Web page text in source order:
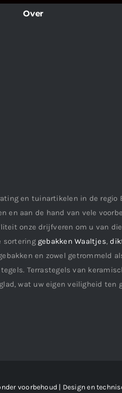
Over
en tuinartikelen in de regio
aan de hand van vele
onze drijfveren om u van
sortering gebakken Waaltjes,
en zowel getrommeld
Terrastegels van
wat uw eigen veiligheid ten
voorbehoud | Design en